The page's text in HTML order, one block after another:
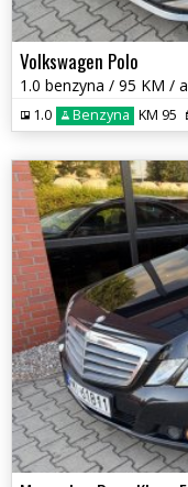
Volkswagen Polo
1.0 Benzyna KM 95